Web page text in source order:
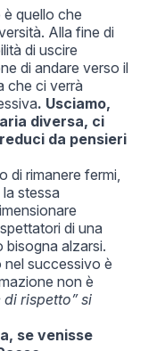
quello che
Alla fine di
di uscire
di andare verso il
che ci verrà
. Usciamo,
diversa, ci
da pensieri
di rimanere fermi,
stessa
di una
alzarsi.
nel successivo è
non è
di rispetto” si
se venisse